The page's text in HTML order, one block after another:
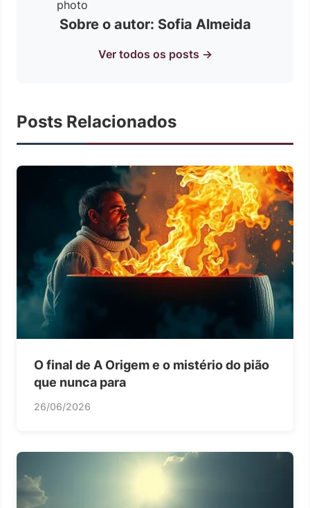
Sobre o autor: Sofia Almeida
Ver todos os posts →
Posts Relacionados
O final de A Origem e o mistério do pião
que nunca para
26/06/2026